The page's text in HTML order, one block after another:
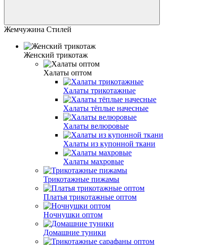
Жемчужина Стилей
Женский трикотаж
Халаты оптом
Халаты трикотажные
Халаты тёплые начесные
Халаты велюровые
Халаты из купонной ткани
Халаты махровые
Трикотажные пижамы
Платья трикотажные оптом
Ночнушки оптом
Домашние туники